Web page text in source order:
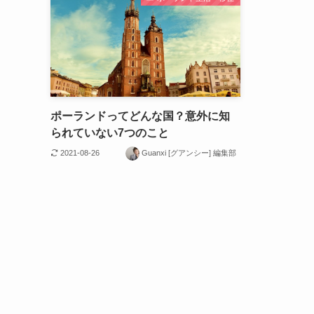
ポーランドってどんな国？意外に知
られていない7つのこと
2021-08-26 Guanxi [グアンシー] 編集部